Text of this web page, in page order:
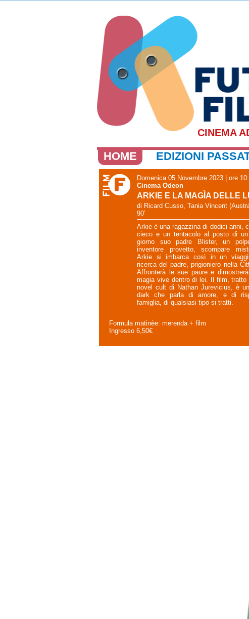
CINEMA
HOME EDIZIONI
Domenica 05 Novembre 2023 | ore
Cinema Odeon
ARKIE E LA MAGÌA DELLE
di Ricard Cusso, Tania Vincent
90’
Arkie è una ragazzina di dodici anni,
cieco e un tentacolo al posto di
giorno suo padre Blister, un
inventore provetto, scompare
Arkie si imbarca così in un
ricerca del padre, prigioniero nella
Affronterà le sue paure e
magia vive dentro di lei. Il film, tratto
novel cult di Nathan Jurevicius, è
dark che parla di amore, e di
famiglia, di qualsiasi tipo si tratti.
Formula matinèe: merenda + film
Ingresso 6,50€